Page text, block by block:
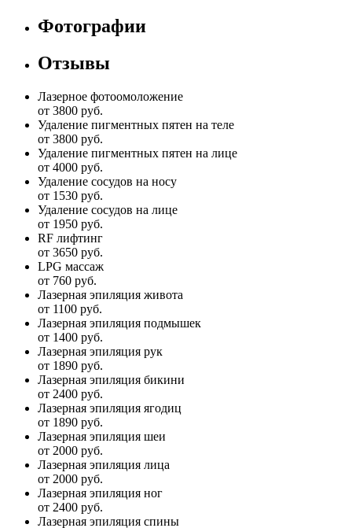
Фотографии
Отзывы
Лазерное фотоомоложение
от 3800 руб.
Удаление пигментных пятен на теле
от 3800 руб.
Удаление пигментных пятен на лице
от 4000 руб.
Удаление сосудов на носу
от 1530 руб.
Удаление сосудов на лице
от 1950 руб.
RF лифтинг
от 3650 руб.
LPG массаж
от 760 руб.
Лазерная эпиляция живота
от 1100 руб.
Лазерная эпиляция подмышек
от 1400 руб.
Лазерная эпиляция рук
от 1890 руб.
Лазерная эпиляция бикини
от 2400 руб.
Лазерная эпиляция ягодиц
от 1890 руб.
Лазерная эпиляция шеи
от 2000 руб.
Лазерная эпиляция лица
от 2000 руб.
Лазерная эпиляция ног
от 2400 руб.
Лазерная эпиляция спины